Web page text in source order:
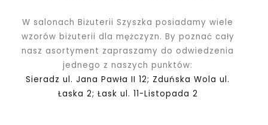
W salonach Biżuterii Szyszka posiadamy wiele
wzorów biżuterii dla mężczyzn. By poznać cały
nasz asortyment zapraszamy do odwiedzenia
jednego z naszych punktów:
Sieradz ul. Jana Pawła II 12; Zduńska Wola ul.
Łaska 2; Łask ul. 11-Listopada 2